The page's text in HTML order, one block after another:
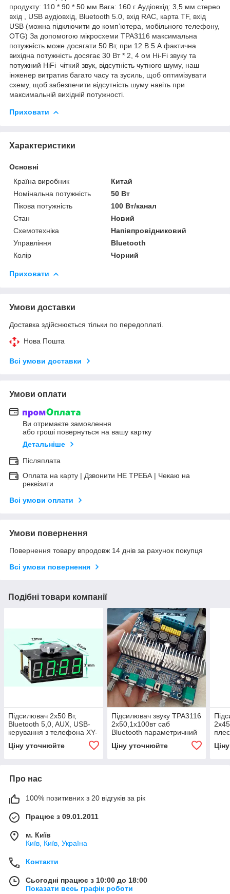
продукту: 110 * 90 * 50 мм Вага: 160 г Аудіовхід: 3,5 мм стерео
вхід , USB аудіовхід, Bluetooth 5.0, вхід RAC, карта TF, вхід
USB (можна підключити до комп’ютера, мобільного телефону,
OTG) За допомогою мікросхеми TPA3116 максимальна
потужність може досягати 50 Вт, при 12 В 5 А фактична
вихідна потужність досягає 30 Вт * 2, 4 ом Hi-Fi звуку та
потужний HiFi чіткий звук, відсутність чутного шуму, наш
інженер витратив багато часу та зусиль, щоб оптимізувати
схему, щоб забезпечити відсутність шуму навіть при
максимальній вихідній потужності.
Приховати
Характеристики
Основні
Країна виробник
Китай
Номінальна потужність
50 Вт
Пікова потужність
100 Вт/канал
Стан
Новий
Схемотехніка
Напівпровідниковий
Управління
Bluetooth
Колір
Чорний
Приховати
Умови доставки
Доставка здійснюється тільки по передоплаті.
Нова Пошта
Всі умови доставки
Умови оплати
Ви отримаєте замовлення
або гроші повернуться на вашу картку
Детальніше
Післяплата
Оплата на карту | Дзвонити НЕ ТРЕБА | Чекаю на
реквізити
Всі умови оплати
Умови повернення
Повернення товару впродовж 14 днів за рахунок покупця
Всі умови повернення
Подібні товари компанії
Підсилювач 2х50 Вт,
Bluetooth 5,0, AUX, USB-
керування з телефона XY-
W50L з годинником Wi-Fi
Ціну уточнюйте
Підсилювач звуку TPA3116
2х50,1х100вт саб
Bluetooth параметричний
Ціну уточнюйте
Про нас
100% позитивних з 20 відгуків за рік
Працює з 09.01.2011
м. Київ
Київ, Київ, Україна
Контакти
Сьогодні працює з 10:00 до 18:00
Показати весь графік роботи